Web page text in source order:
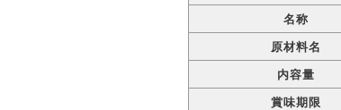
名称
原材料名
内容量
賞味期限